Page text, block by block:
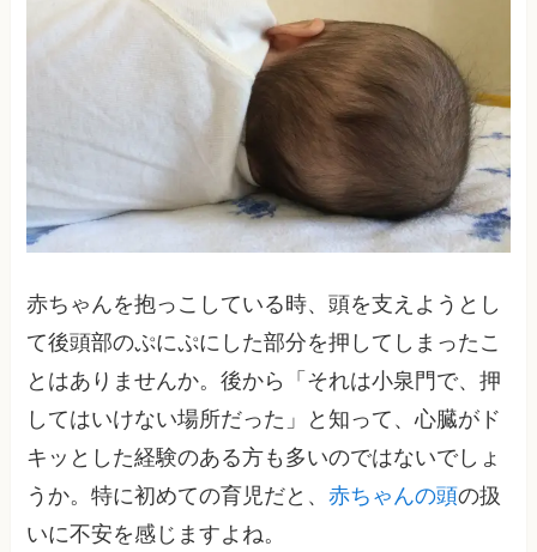
赤ちゃんを抱っこしている時、頭を支えようとし
て後頭部のぷにぷにした部分を押してしまったこ
とはありませんか。後から「それは小泉門で、押
してはいけない場所だった」と知って、心臓がド
キッとした経験のある方も多いのではないでしょ
うか。特に初めての育児だと、赤ちゃんの頭の扱
いに不安を感じますよね。